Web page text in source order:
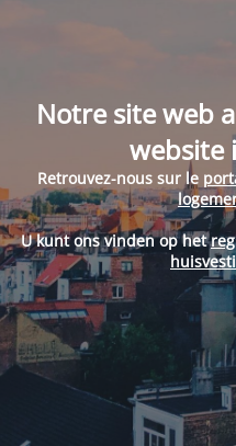
Notre site web
website
Retrouvez-nous sur le
U kunt ons vinden op het